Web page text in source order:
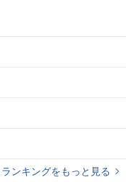
ンキングをもっと見る